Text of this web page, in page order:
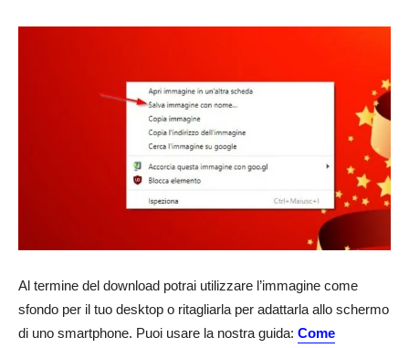
Al termine del download potrai utilizzare l’immagine come
sfondo per il tuo desktop o ritagliarla per adattarla allo schermo
di uno smartphone. Puoi usare la nostra guida: Come